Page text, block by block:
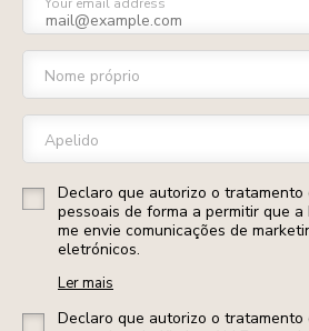
Nome próprio
Apelido
Declaro que autorizo o tratamento
pessoais de forma a permitir que a
me envie comunicações de
eletrónicos.
Ler mais
Declaro que autorizo o tratamento